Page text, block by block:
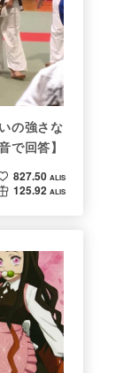
の強さな
回答】
827.50 ALIS
125.92 ALIS